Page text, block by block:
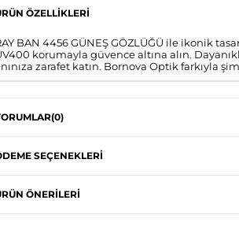
ÖZELLIKLERI
BAN 4456 GÜNEŞ GÖZLÜĞÜ ile ikonik
korumayla güvence altına alın.
zarafet katın. Bornova Optik farkıyla
(0)
SEÇENEKLERI
ÖNERILERI